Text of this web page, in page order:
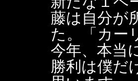
藤は自分が
た。「カー
今年、本当
勝利は僕だ